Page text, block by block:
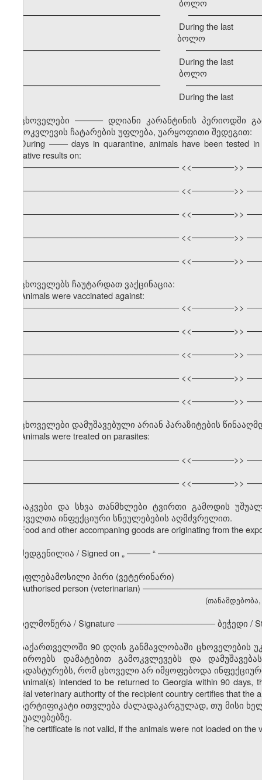
ბოლო
––––––––––––––––––––––––––––––
During the last
ბოლო
––––––––––––––––––––––––––––––
During the last
ბოლო
––––––––––––––––––––––––––––––
During the last
ცხოველები –––––– დღიანი კარანტინის პერიოდში
გამოკვლევის ჩატარების უფლება, უარყოფითი შედეგით:
During ––––days in quarantine, animals have been tested
negative results on:
–––––––––––––––––––––––––––––––––– <<–––––––––>>
–––––––––––––––––––––––––––––––––– <<–––––––––>>
–––––––––––––––––––––––––––––––––– <<–––––––––>>
–––––––––––––––––––––––––––––––––– <<–––––––––>>
–––––––––––––––––––––––––––––––––– <<–––––––––>>
ცხოველებს ჩაუტარდათ ვაქცინაცია:
Animals were vaccinated against:
–––––––––––––––––––––––––––––––––– <<–––––––––>>
–––––––––––––––––––––––––––––––––– <<–––––––––>>
–––––––––––––––––––––––––––––––––– <<–––––––––>>
–––––––––––––––––––––––––––––––––– <<–––––––––>>
–––––––––––––––––––––––––––––––––– <<–––––––––>>
ცხოველები დამუშავებული არიან პარაზიტების
Animals were treated on parasites:
–––––––––––––––––––––––––––––––––– <<–––––––––>>
–––––––––––––––––––––––––––––––––– <<–––––––––>>
საკვები და სხვა თანმხლები ტვირთი გამოდის
ცხოველთა ინფექციური სნეულებების აღმძვრელით.
Food and other accompaning goods are originating from the
შედგენილია / Signed on„––––– “
უფლებამოსილი პირი (ვეტერინარი)
Authorised person (veterinarian)
ხელმოწერა / Signature ––––––––––––––––––––– ბეჭედი /
საქართველოში 90 დღის განმავლობაში ცხოველების
საჭიროებს დამატებით გამოკვლევებს და
დაადასტურებს, რომ ცხოველი არ იმყოფებოდა
Animal(s) intended to be returned to Georgia within 90
official veterinary authority of the recipient country certifies that
სერტიფიკატი ითვლება ძალადაკარგულად, თუ მისი
საშუალებებზე.
The certificate is not valid, if the animals were not loaded on